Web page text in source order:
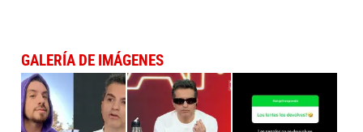
GALERÍA DE IMÁGENES